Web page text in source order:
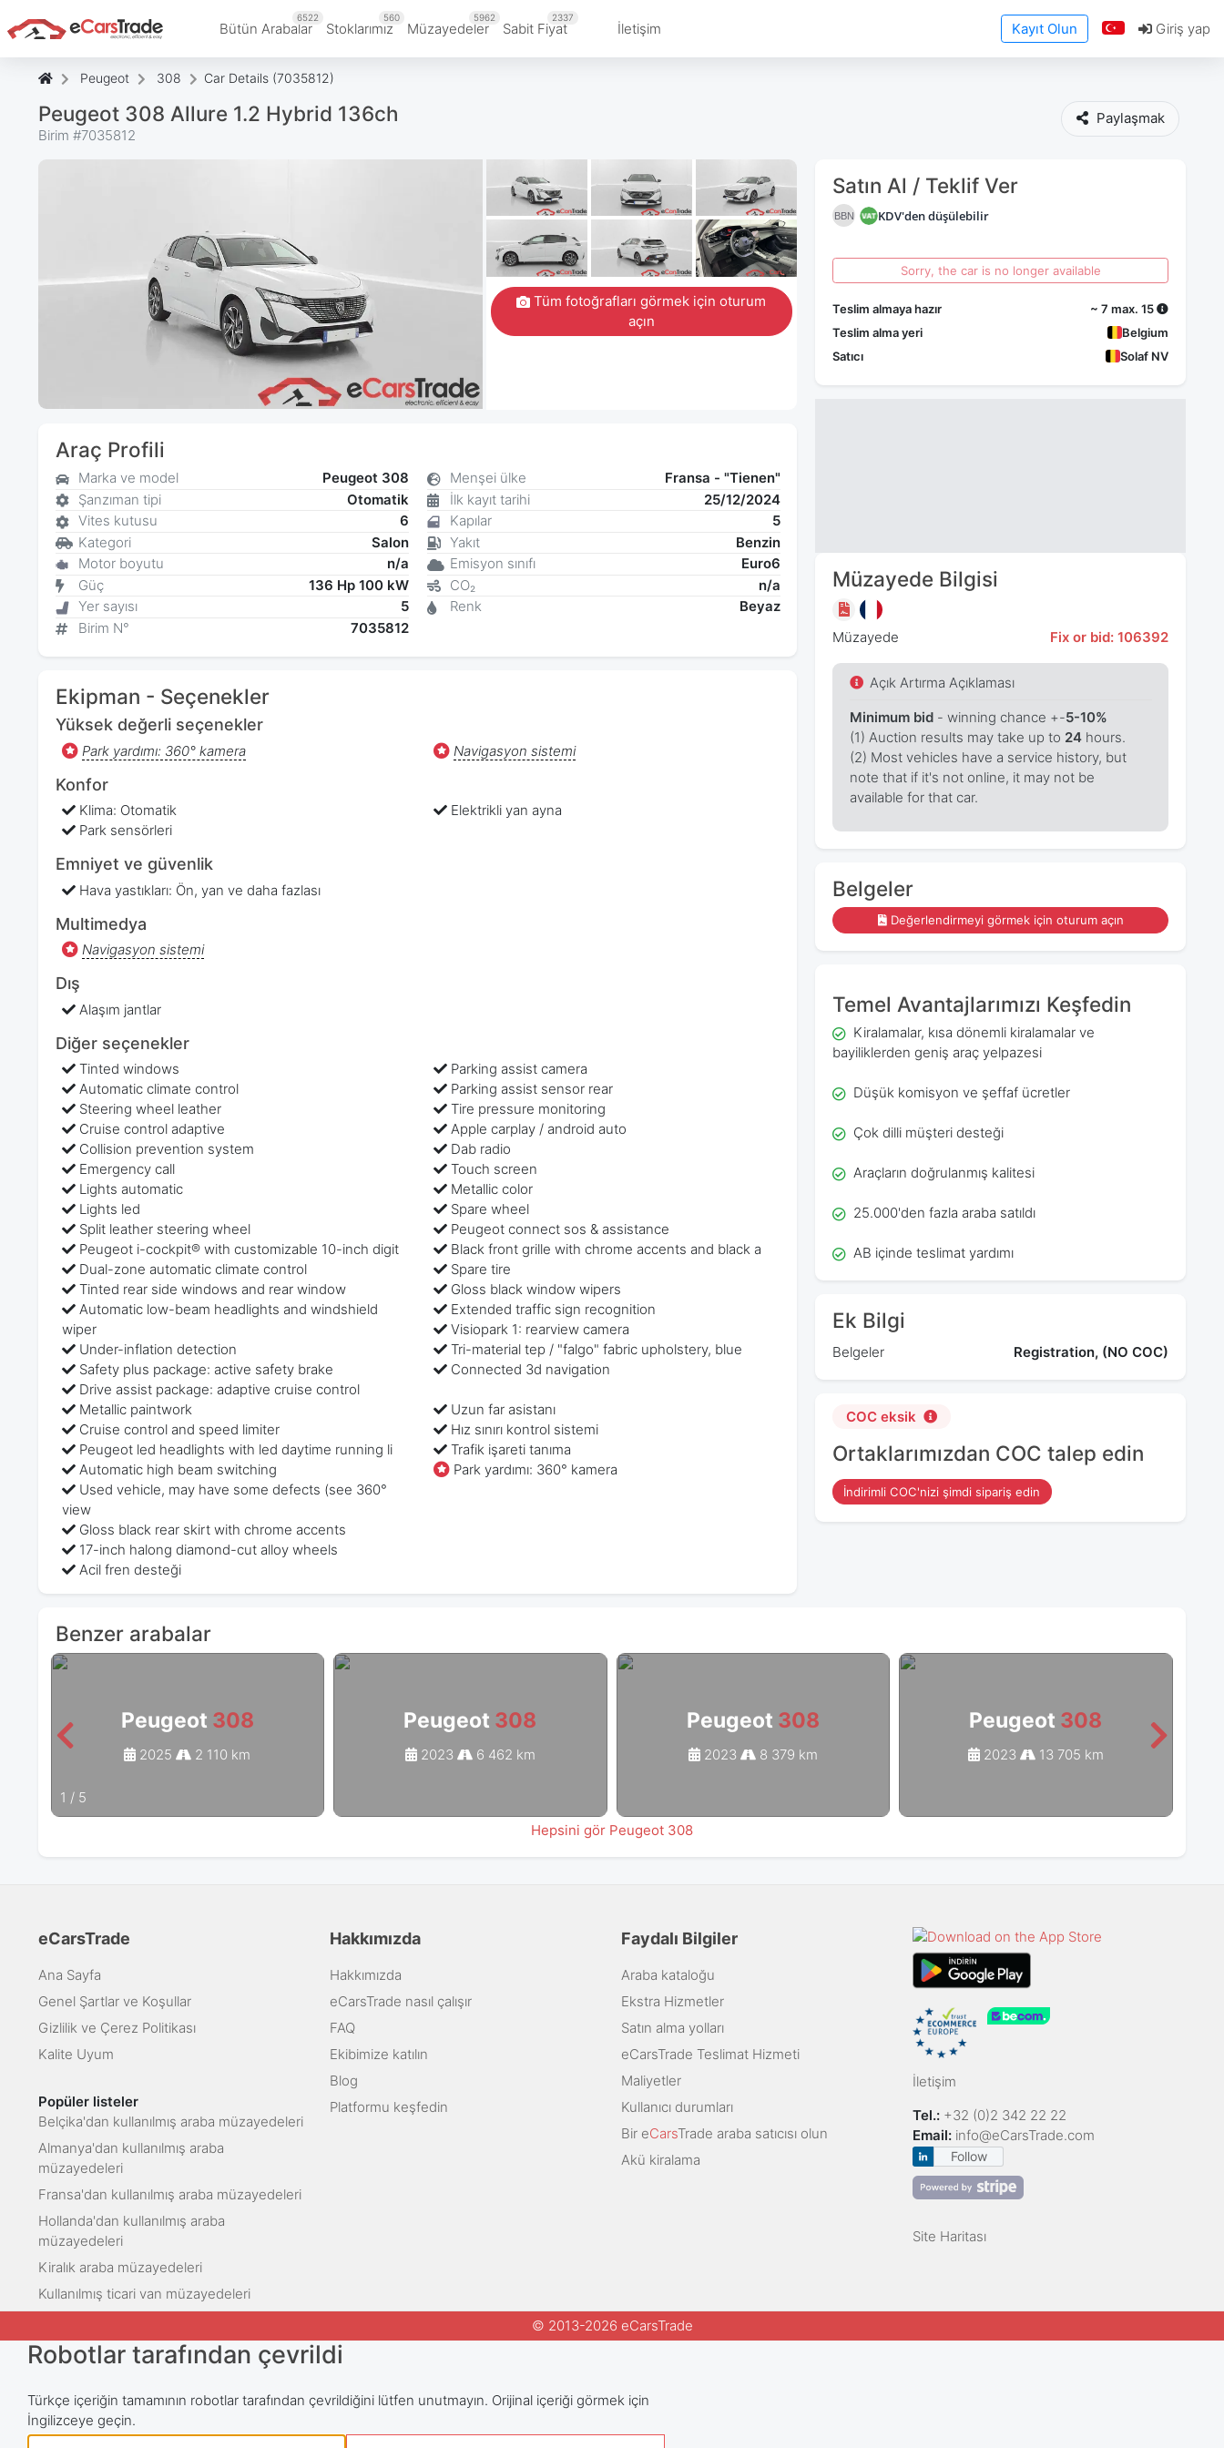
Bütün Arabalar
6522
Stoklarımız
560
Müzayedeler
5962
Sabit Fiyat
2337
İletişim Kayıt Olun Giriş yap
Peugeot 308 Car Details (7035812)
Peugeot 308 Allure 1.2 Hybrid 136ch
Birim #7035812
Paylaşmak
Satın Al / Teklif Ver
BBN KDV'den düşülebilir
Sorry, the car is no longer available
Teslim almaya hazır
~ 7 max. 15
Teslim alma yeri
Belgium
Satıcı
Solaf NV
Müzayede Bilgisi
Müzayede Fix or bid: 106392
Açık Artırma Açıklaması
Minimum bid- winning chance +-5-10%
(1) Auction results may take up to 24hours.
(2) Most vehicles have a service history, but
note that if it's not online, it may not be
available for that car.
Belgeler
Değerlendirmeyi görmek için oturum açın
Temel Avantajlarımızı Keşfedin
Kiralamalar, kısa dönemli kiralamalar ve
bayiliklerden geniş araç yelpazesi
Düşük komisyon ve şeffaf ücretler
Çok dilli müşteri desteği
Araçların doğrulanmış kalitesi
25.000'den fazla araba satıldı
AB içinde teslimat yardımı
Ek Bilgi
Belgeler Registration, (NO COC)
COC eksik
Ortaklarımızdan COC talep edin
İndirimli COC'nizi şimdi sipariş edin
Tüm fotoğrafları görmek için oturum
açın
Araç Profili
Marka ve model
Peugeot 308
Şanzıman tipi
Otomatik
Vites kutusu
6
Kategori
Salon
Motor boyutu
n/a
Güç
136 Hp 100 kW
Yer sayısı
5
Birim N°
7035812
Menşei ülke
Fransa - "Tienen"
İlk kayıt tarihi
25/12/2024
Kapılar
5
Yakıt
Benzin
Emisyon sınıfı
Euro6
CO₂
n/a
Renk
Beyaz
Ekipman - Seçenekler
Yüksek değerli seçenekler
Park yardımı: 360° kamera Navigasyon sistemi
Konfor
Klima: Otomatik
Elektrikli yan ayna
Park sensörleri
Emniyet ve güvenlik
Hava yastıkları: Ön, yan ve daha fazlası
Multimedya
Navigasyon sistemi
Dış
Alaşım jantlar
Diğer seçenekler
Tinted windows
Automatic climate control
Steering wheel leather
Cruise control adaptive
Collision prevention system
Emergency call
Lights automatic
Lights led
Parking assist camera
Parking assist sensor rear
Tire pressure monitoring
Apple carplay / android auto
Dab radio
Touch screen
Metallic color
Spare wheel
Split leather steering wheel
Peugeot i-cockpit® with customizable 10-inch digit
Dual-zone automatic climate control
Tinted rear side windows and rear window
Automatic low-beam headlights and windshield
wiper
Under-inflation detection
Safety plus package: active safety brake
Drive assist package: adaptive cruise control
Peugeot connect sos & assistance
Black front grille with chrome accents and black a
Spare tire
Gloss black window wipers
Extended traffic sign recognition
Visiopark 1: rearview camera
Tri-material tep / "falgo" fabric upholstery, blue
Connected 3d navigation
Metallic paintwork
Cruise control and speed limiter
Peugeot led headlights with led daytime running li
Automatic high beam switching
Used vehicle, may have some defects (see 360°
view
Gloss black rear skirt with chrome accents
17-inch halong diamond-cut alloy wheels
Acil fren desteği
Uzun far asistanı
Hız sınırı kontrol sistemi
Trafik işareti tanıma
Park yardımı: 360° kamera
Benzer arabalar
Peugeot 308
2025 2 110 km
Peugeot 308
2023 6 462 km
Peugeot 308
2023 8 379 km
Peugeot 308
2023 13 705 km
1 / 5
Hepsini gör Peugeot 308
eCarsTrade
Ana Sayfa
Genel Şartlar ve Koşullar
Gizlilik ve Çerez Politikası
Kalite Uyum
Popüler listeler
Belçika'dan kullanılmış araba müzayedeleri
Almanya'dan kullanılmış araba
müzayedeleri
Fransa'dan kullanılmış araba müzayedeleri
Hollanda'dan kullanılmış araba
müzayedeleri
Kiralık araba müzayedeleri
Kullanılmış ticari van müzayedeleri
Hakkımızda
Hakkımızda
eCarsTrade nasıl çalışır
FAQ
Ekibimize katılın
Blog
Platformu keşfedin
Faydalı Bilgiler
Araba kataloğu
Ekstra Hizmetler
Satın alma yolları
eCarsTrade Teslimat Hizmeti
Maliyetler
Kullanıcı durumları
Bir eCarsTrade araba satıcısı olun
Akü kiralama
İletişim
Tel.: +32 (0)2 342 22 22
Email: info@eCarsTrade.com
Follow
Site Haritası
© 2013-2026 eCarsTrade
Robotlar tarafından çevrildi
Türkçe içeriğin tamamının robotlar tarafından çevrildiğini lütfen unutmayın. Orijinal içeriği görmek için
İngilizceye geçin.